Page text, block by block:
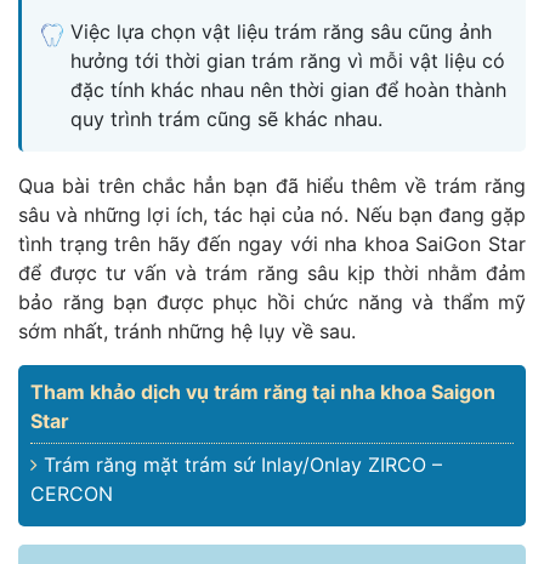
Việc lựa chọn vật liệu trám răng sâu cũng ảnh
hưởng tới thời gian trám răng vì mỗi vật liệu có
đặc tính khác nhau nên thời gian để hoàn thành
quy trình trám cũng sẽ khác nhau.
Qua bài trên chắc hẳn bạn đã hiểu thêm về trám răng
sâu và những lợi ích, tác hại của nó. Nếu bạn đang gặp
tình trạng trên hãy đến ngay với nha khoa SaiGon Star
để được tư vấn và trám răng sâu kịp thời nhằm đảm
bảo răng bạn được phục hồi chức năng và thẩm mỹ
sớm nhất, tránh những hệ lụy về sau.
Tham khảo dịch vụ trám răng tại nha khoa Saigon
Star
Trám răng mặt trám sứ Inlay/Onlay ZIRCO –
CERCON